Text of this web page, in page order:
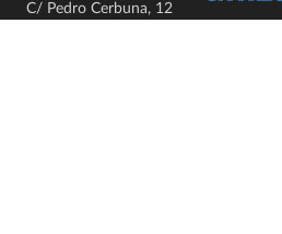
C/ Pedro Cerbuna, 12